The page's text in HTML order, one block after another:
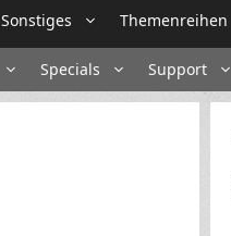
Sonstiges Themenreihen
Specials Support